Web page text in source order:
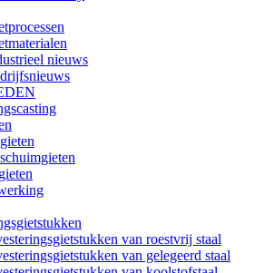
nieuws
van roestvrij staal
van gelegeerd staal